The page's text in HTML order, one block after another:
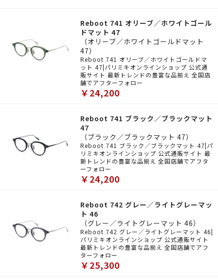
Reboot 741 オリーブ／ホワイトゴール
ドマット 47
（オリーブ／ホワイトゴールドマット
47）
Reboot 741 オリーブ／ホワイトゴールドマ
ット 47|パリミキオンラインショップ 公式通
販サイト 最新トレンドの豊富な品揃え 全国店
舗でアフターフォロー
￥24,200
Reboot 741 ブラック／ブラックマット
47
（ブラック／ブラックマット 47）
Reboot 741 ブラック／ブラックマット 47|パ
リミキオンラインショップ 公式通販サイト 最
新トレンドの豊富な品揃え 全国店舗でアフタ
ーフォロー
￥24,200
Reboot 742 グレー／ライトグレーマッ
ト 46
（グレー／ライトグレーマット 46）
Reboot 742 グレー／ライトグレーマット 46|
パリミキオンラインショップ 公式通販サイト
最新トレンドの豊富な品揃え 全国店舗でアフ
ターフォロー
￥25,300